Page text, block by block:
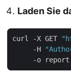
Laden Sie
curl -X GET
     -H